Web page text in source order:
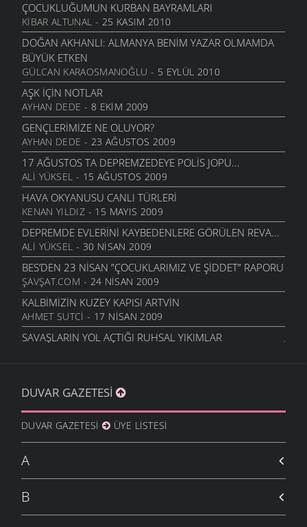
ÇOCUKLUĞUMUN KURBAN BAYRAMLARI
KIBAR ALTUNAL - 25 KASIM 2010
DOĞAN AKHANLI: ALMANYA BENIM YAZAR OLMAMDA
BÜYÜK ETKEN
GÜLCAN KARAOSMANOĞLU - 5 EYLÜL 2010
AŞK İÇIN NOTLAR
AYHAN DEDE - 8 EKIM 2009
GENÇLERIMIZE NE OLUYOR?
AYHAN DEDE - 23 AĞUSTOS 2009
17 AĞUSTOS TA DEPREMZEDEYE POLIS JOPU...
ALI YÜKSEL - 15 AĞUSTOS 2009
HAVA OKYANUSU CANLI TÜRLERI
KENAN YILDIZ- 15 MAYIS 2009
DEPREMDE EVLERINI KAYBEDENLERE GÖRÜLEN REVA...
ALI YÜKSEL - 30 NISAN 2009
BES’DEN 23 NISAN ”ÇOCUKLARIMIZ VE ŞIDDET” RAPORU
ŞAVŞAT.COM - 24 NISAN 2009
KALBIMIZIN KUZEY KAPISI ARTVİN
AHMET SUTCI - 17 NISAN 2009
SAVAŞLARIN YOL AÇTIĞI RUHSAL YIKIMLAR
ŞAVŞAT.COM- 11 KASIM 2008
2008’2009 EĞITIM ÖĞRETIM YILINIZ HAYIRLI OLSUN
KENAN YILDIZ- 7 EYLÜL 2008
KANSER ÇEŞITLER VE KORUNMA YOLLARI
HASAN BÜYÜK
RUSYA İZLENIMLERI
NUSRET ERIŞTI
ŞAVŞAT’TA TURIZM VARLIKLARI
DUVAR GAZETESI
DUVAR GAZETESI ÜYE LISTESI
A
B